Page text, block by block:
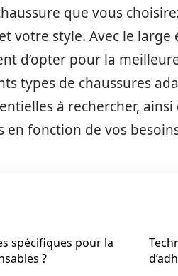
que vous
votre style. Avec le
d’opter pour la
types de chaussures
à rechercher,
en fonction de vos
spécifiques pour la
?